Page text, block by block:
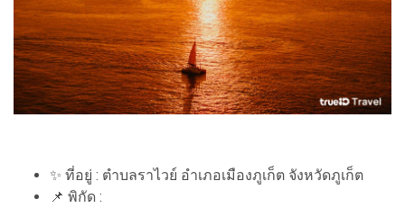
✨ ที่อยู่ : ตำบลราไวย์ อำเภอเมืองภูเก็ต จังหวัดภูเก็ต
📌 พิกัด :